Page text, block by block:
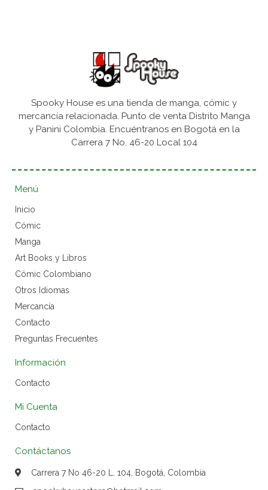
Spooky House es una tienda de manga, cómic y
mercancía relacionada. Punto de venta Distrito Manga
y Panini Colombia. Encuéntranos en Bogotá en la
Carrera 7 No. 46-20 Local 104
Menú
Inicio
Cómic
Manga
Art Books y Libros
Cómic Colombiano
Otros Idiomas
Mercancía
Contacto
Preguntas Frecuentes
Información
Contacto
Mi Cuenta
Contacto
Contáctanos
Carrera 7 No 46-20 L. 104, Bogotá, Colombia